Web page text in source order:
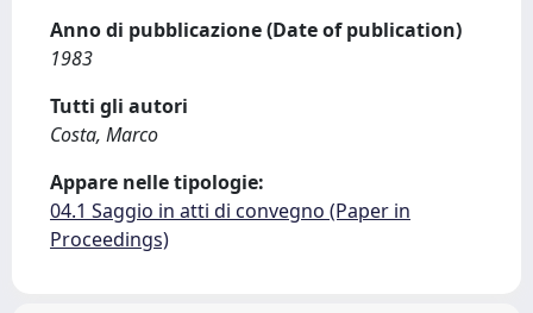
Anno di pubblicazione (Date of publication)
1983
Tutti gli autori
Costa, Marco
Appare nelle tipologie:
04.1 Saggio in atti di convegno (Paper in
Proceedings)